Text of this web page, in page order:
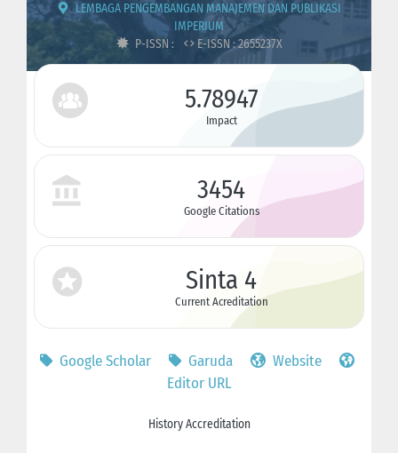
LEMBAGA PENGEMBANGAN MANAJEMEN DAN PUBLIKASI
IMPERIUM
P-ISSN :
E-ISSN : 2655237X
5.78947
Impact
3454
Google Citations
Sinta 4
Current Acreditation
Google Scholar Garuda
Website
Editor URL
History Accreditation